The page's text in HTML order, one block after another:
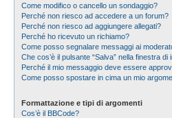
Come modifico o cancello un sondaggio?
Perché non riesco ad accedere a un forum?
Perché non riesco ad aggiungere allegati?
Perché ho ricevuto un richiamo?
Come posso segnalare messaggi ai
Che cos’è il pulsante “Salva” nella finestra
Perché il mio messaggio deve essere
Come posso spostare in cima un mio
Formattazione e tipi di argomenti
Cos’è il BBCode?